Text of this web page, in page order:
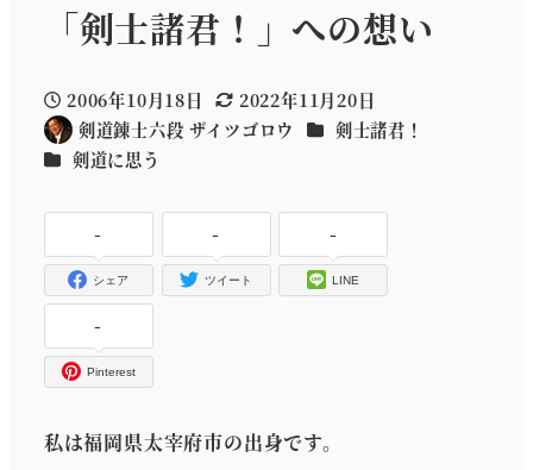
「剣士諸君！」への想い
投稿日
2006年10月18日
更新日
2022年11月20日
著
者
剣道錬士六段 ザイツゴロウ カテゴリー
剣士諸君！
カテゴリー
剣道に思う
-
シェア
-
ツイート
-
LINE
-
Pinterest
私は福岡県太宰府市の出身です。